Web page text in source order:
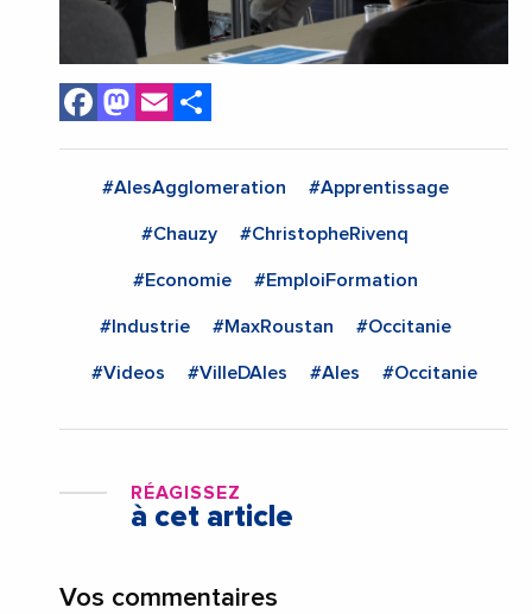
Facebook
Mastodon
Email
#AlesAgglomeration #Apprentissage
#Chauzy #ChristopheRivenq
#Economie #EmploiFormation
#Industrie #MaxRoustan #Occitanie
#Videos #VilleDAles #Ales #Occitanie
RÉAGISSEZ
à cet article
Vos commentaires